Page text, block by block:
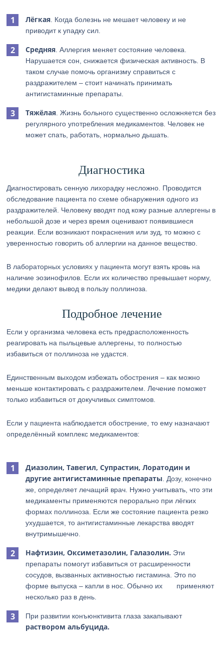
Лёгкая . Когда болезнь не мешает человеку и не
приводит к упадку сил.
Средняя . Аллергия меняет состояние человека.
Нарушается сон, снижается физическая активность. В
таком случае помочь организму справиться с
раздражителем – стоит начинать принимать
антигистаминные препараты.
Тяжёлая . Жизнь больного существенно осложняется без
регулярного употребления медикаментов. Человек не
может спать, работать, нормально дышать.
Диагностика
Диагностировать сенную лихорадку несложно. Проводится
обследование пациента по схеме обнаружения одного из
раздражителей. Человеку вводят под кожу разные аллергены в
небольшой дозе и через время оценивают появившиеся
реакции. Если возникают покраснения или зуд, то можно с
уверенностью говорить об аллергии на данное вещество.
В лабораторных условиях у пациента могут взять кровь на
наличие эозинофилов. Если их количество превышает норму,
медики делают вывод в пользу поллиноза.
Подробное лечение
Если у организма человека есть предрасположенность
реагировать на пыльцевые аллергены, то полностью
избавиться от поллиноза не удастся.
Единственным выходом избежать обострения – как можно
меньше контактировать с раздражителем. Лечение поможет
только избавиться от докучливых симптомов.
Если у пациента наблюдается обострение, то ему назначают
определённый комплекс медикаментов:
Диазолин, Тавегил, Супрастин, Лоратодин и
другие антигистаминные препараты . Дозу, конечно
же, определяет лечащий врач. Нужно учитывать, что эти
медикаменты применяются перорально при лёгких
формах поллиноза. Если же состояние пациента резко
ухудшается, то антигистаминные лекарства вводят
внутримышечно.
Нафтизин, Оксиметазолин, Галазолин. Эти
препараты помогут избавиться от расширенности
сосудов, вызванных активностью гистамина. Это по
форме выпуска – капли в нос. Обычно их применяют
несколько раз в день.
При развитии конъюнктивита глаза закапывают
раствором альбуцида.